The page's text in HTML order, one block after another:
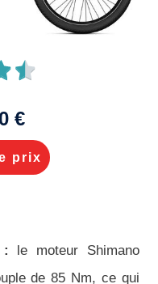
€
prix
: le moteur Shimano
de 85 Nm, ce qui